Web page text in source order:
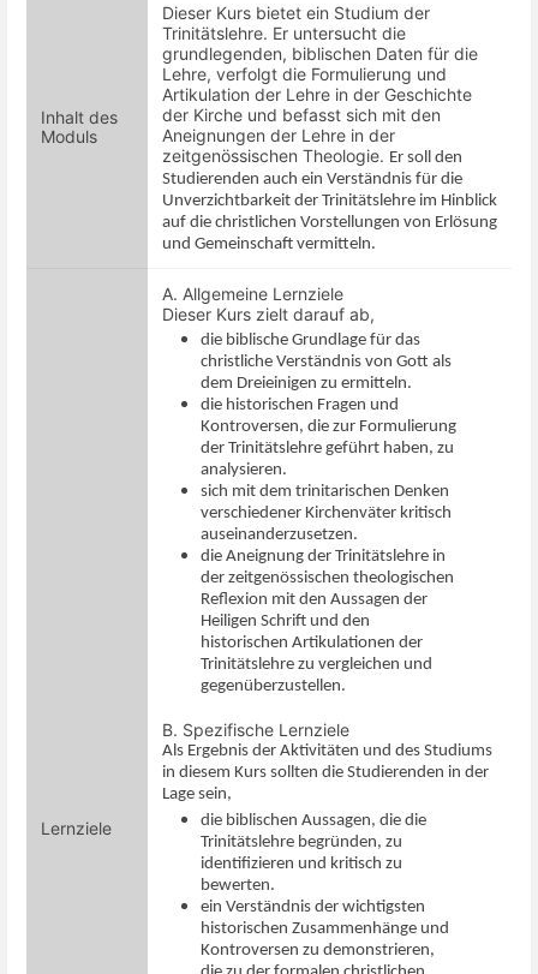
Inhalt des
Moduls
Dieser Kurs bietet ein Studium der
Trinitätslehre. Er untersucht die
grundlegenden, biblischen Daten für die
Lehre, verfolgt die Formulierung und
Artikulation der Lehre in der Geschichte
der Kirche und befasst sich mit den
Aneignungen der Lehre in der
zeitgenössischen Theologie. Er soll den
Studierenden auch ein Verständnis für die
Unverzichtbarkeit der Trinitätslehre im Hinblick
auf die christlichen Vorstellungen von Erlösung
und Gemeinschaft vermitteln.
Lernziele
A. Allgemeine Lernziele
Dieser Kurs zielt darauf ab,
d ie biblische Grundlage für das
christliche Verständnis von Gott als
dem Dreieinigen zu ermitteln.
die historischen Fragen und
Kontroversen, die zur Formulierung
der Trinitätslehre geführt haben, zu
analysieren.
sich mit dem trinitarischen Denken
verschiedener Kirchenväter kritisch
auseinanderzusetzen.
die Aneignung der Trinitätslehre in
der zeitgenössischen theologischen
Reflexion mit den Aussagen der
Heiligen Schrift und den
historischen Artikulationen der
Trinitätslehre zu vergleichen und
gegenüberzustellen.
B. Spezifische Lernziele
Als Ergebnis der Aktivitäten und des Studiums
in diesem Kurs sollten die Studierenden in der
Lage sein,
die biblischen Aussagen, die die
Trinitätslehre begründen, zu
identifizieren und kritisch zu
bewerten.
ein Verständnis der wichtigsten
historischen Zusammenhänge und
Kontroversen zu demonstrieren,